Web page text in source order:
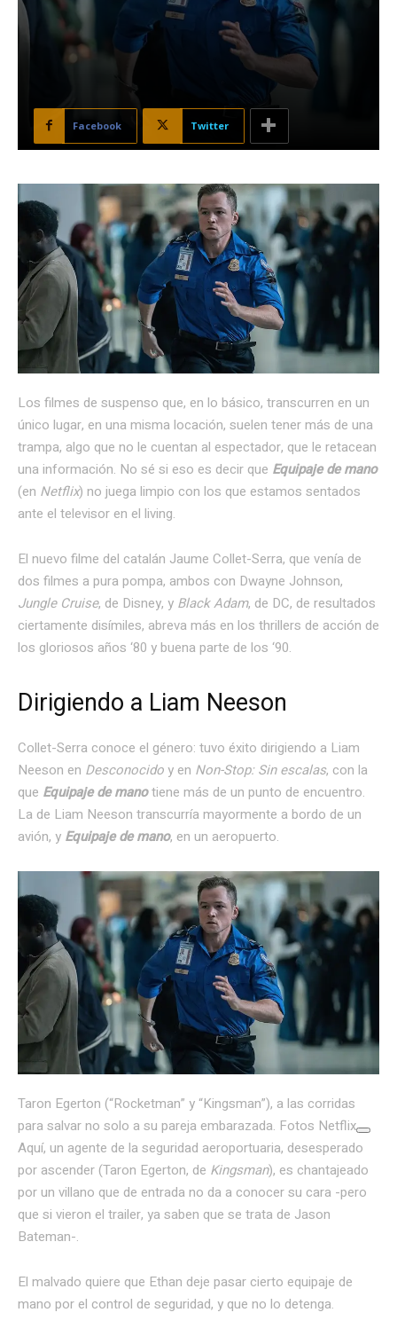
Facebook Twitter
Los filmes de suspenso que, en lo básico, transcurren en un
único lugar, en una misma locación, suelen tener más de una
trampa, algo que no le cuentan al espectador, que le retacean
una información. No sé si eso es decir que Equipaje de mano
(en Netflix) no juega limpio con los que estamos sentados
ante el televisor en el living.
El nuevo filme del catalán Jaume Collet-Serra, que venía de
dos filmes a pura pompa, ambos con Dwayne Johnson,
Jungle Cruise, de Disney, y Black Adam, de DC, de resultados
ciertamente disímiles, abreva más en los thrillers de acción de
los gloriosos años ‘80 y buena parte de los ‘90.
Dirigiendo a Liam Neeson
Collet-Serra conoce el género: tuvo éxito dirigiendo a Liam
Neeson en Desconocidoy en Non-Stop: Sin escalas, con la
que Equipaje de manotiene más de un punto de encuentro.
La de Liam Neeson transcurría mayormente a bordo de un
avión, y Equipaje de mano, en un aeropuerto.
Taron Egerton (“Rocketman” y “Kingsman”), a las corridas
para salvar no solo a su pareja embarazada. Fotos Netflix
Aquí, un agente de la seguridad aeroportuaria, desesperado
por ascender (Taron Egerton, de Kingsman), es chantajeado
por un villano que de entrada no da a conocer su cara -pero
que si vieron el trailer, ya saben que se trata de Jason
Bateman-.
El malvado quiere que Ethan deje pasar cierto equipaje de
mano por el control de seguridad, y que no lo detenga.